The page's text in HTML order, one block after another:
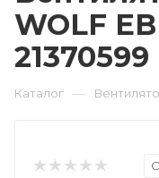
WOLF
21370599
Каталог —